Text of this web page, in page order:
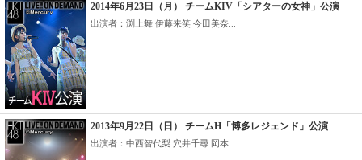
2014年6月23日（月） チームKIV「シアターの女神」公演
出演者：渕上舞 伊藤来笑 今田美奈...
2013年9月22日（日） チームH「博多レジェンド」公演
出演者：中西智代梨 穴井千尋 岡本...